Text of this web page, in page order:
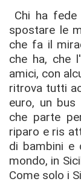
Chi ha
spostare le
che fa il
che ha, che
amici, con
ritrova tutti
euro, un
che parte
riparo e ris
di bambini e
mondo, in
Come solo i